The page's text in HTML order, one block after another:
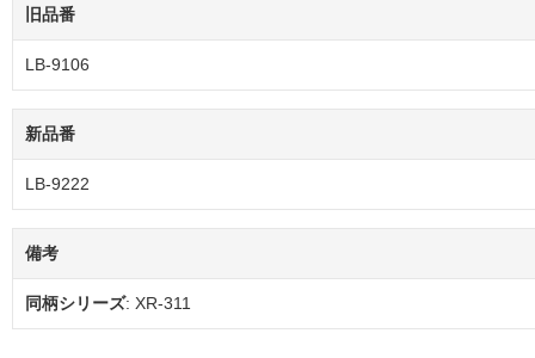
旧品番
LB-9106
新品番
LB-9222
備考
同柄シリーズ: XR-311